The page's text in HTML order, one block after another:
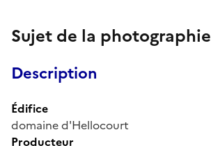
Sujet de la photographie
Description
Édifice
domaine d'Hellocourt
Producteur